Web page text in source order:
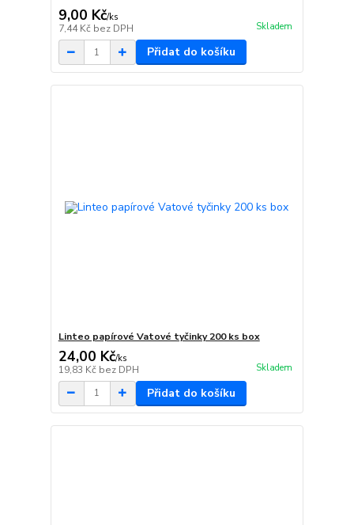
9,00 Kč/ks
7,44 Kč bez DPH Skladem
Přidat do košíku
Linteo papírové Vatové tyčinky 200 ks box
24,00 Kč/ks
19,83 Kč bez DPH Skladem
Přidat do košíku